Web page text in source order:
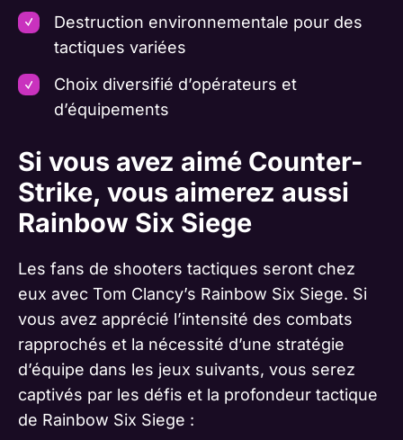
Destruction environnementale pour des
tactiques variées
Choix diversifié d’opérateurs et
d’équipements
Si vous avez aimé Counter-
Strike, vous aimerez aussi
Rainbow Six Siege
Les fans de shooters tactiques seront chez
eux avec Tom Clancy’s Rainbow Six Siege. Si
vous avez apprécié l’intensité des combats
rapprochés et la nécessité d’une stratégie
d’équipe dans les jeux suivants, vous serez
captivés par les défis et la profondeur tactique
de Rainbow Six Siege :